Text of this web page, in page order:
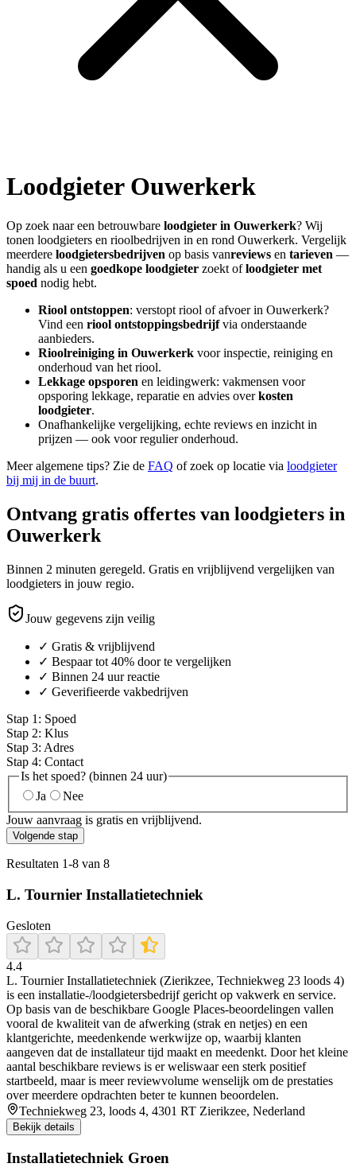
Loodgieter Ouwerkerk
Op zoek naar een betrouwbare loodgieter in Ouwerkerk? Wij
tonen loodgieters en rioolbedrijven in en rond Ouwerkerk. Vergelijk
meerdere loodgietersbedrijven op basis vanreviews en tarieven —
handig als u een goedkope loodgieter zoekt ofloodgieter met
spoed nodig hebt.
Riool ontstoppen: verstopt riool of afvoer in Ouwerkerk?
Vind een riool ontstoppingsbedrijfvia onderstaande
aanbieders.
Rioolreiniging in Ouwerkerk voor inspectie, reiniging en
onderhoud van het riool.
Lekkage opsporen en leidingwerk: vakmensen voor
opsporing lekkage, reparatie en advies overkosten
loodgieter.
Onafhankelijke vergelijking, echte reviews en inzicht in
prijzen — ook voor regulier onderhoud.
Meer algemene tips? Zie de FAQ of zoek op locatie via loodgieter
bij mij in de buurt.
Ontvang gratis offertes van loodgieters in
Ouwerkerk
Binnen 2 minuten geregeld. Gratis en vrijblijvend vergelijken van
loodgieters in jouw regio.
Jouw gegevens zijn veilig
✓ Gratis & vrijblijvend
✓ Bespaar tot 40% door te vergelijken
✓ Binnen 24 uur reactie
✓ Geverifieerde vakbedrijven
Stap 1 : Spoed
Stap 2: Klus
Stap 3: Adres
Stap 4: Contact
Is het spoed? (binnen 24 uur)
Ja
Nee
Jouw aanvraag is gratis en vrijblijvend.
Volgende stap
Resultaten 1-8 van 8
L. Tournier Installatietechniek
Gesloten
4.4
L. Tournier Installatietechniek (Zierikzee, Techniekweg 23 loods 4)
is een installatie-/loodgietersbedrijf gericht op vakwerk en service.
Op basis van de beschikbare Google Places-beoordelingen vallen
vooral de kwaliteit van de afwerking (strak en netjes) en een
klantgerichte, meedenkende werkwijze op, waarbij klanten
aangeven dat de installateur tijd maakt en meedenkt. Door het kleine
aantal beschikbare reviews is er weliswaar een sterk positief
startbeeld, maar is meer reviewvolume wenselijk om de prestaties
over meerdere opdrachten beter te kunnen beoordelen.
Techniekweg 23, loods 4, 4301 RT Zierikzee, Nederland
Bekijk details
Installatietechniek Groen